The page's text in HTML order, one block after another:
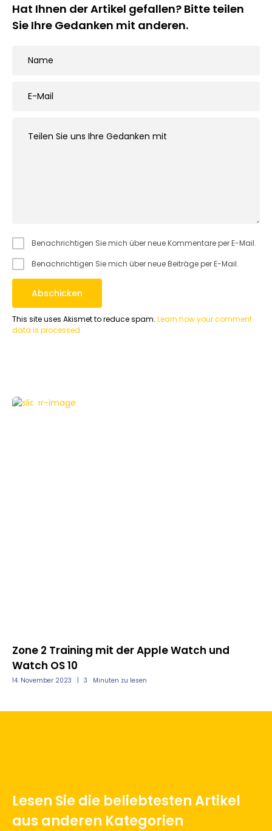
Hat Ihnen der Artikel gefallen? Bitte teilen
Sie Ihre Gedanken mit anderen.
Benachrichtigen Sie mich über neue Kommentare per E-Mail.
Benachrichtigen Sie mich über neue Beiträge per E-Mail.
This site uses Akismet to reduce spam. Learn how your comment
data is processed.
Lesen Sie die beliebtesten Artikel
aus anderen Kategorien
APPLE
Zone 2 Training mit der Apple Watch und
Watch OS 10
14. November 2023 3 Minuten zu lesen